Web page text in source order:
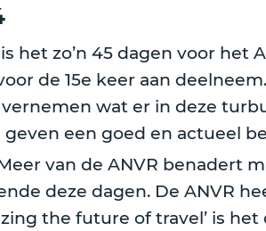
het zo’n 45 dagen voor het
de 15e keer aan
wat er in deze
een goed en actueel
van de ANVR benadert
deze dagen. De ANVR
the future of travel’ is